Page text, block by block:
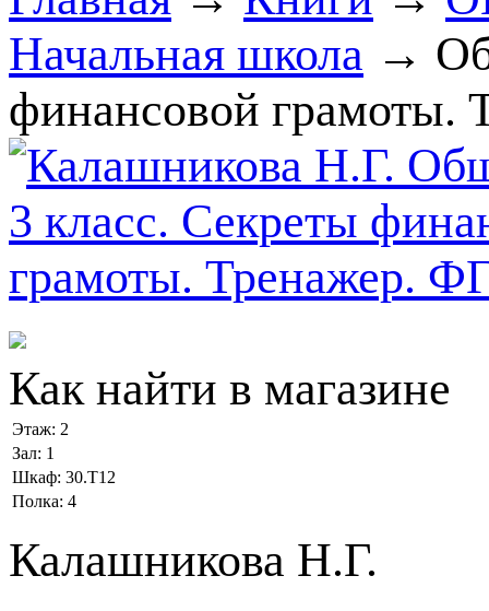
Начальная школа →
финансовой
Как найти в магазине
Этаж: 2
Зал: 1
Шкаф: 30.Т12
Полка: 4
Калашникова Н.Г.